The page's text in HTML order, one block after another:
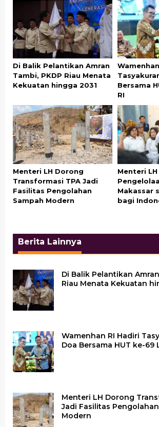
Di Balik Pelantikan Amran
Tambi, PKDP Riau Menata
Kekuatan hingga 2031
Bersama
RI
Menteri LH Dorong
Transformasi TPA Jadi
Fasilitas Pengolahan
Sampah Modern
Menteri
Makassar
bagi
Berita Lainnya
Di Balik Pelantikan
Riau Menata Kekuatan
Wamenhan RI Hadiri
Doa Bersama HUT ke-69
Menteri LH Dorong
Jadi Fasilitas
Modern